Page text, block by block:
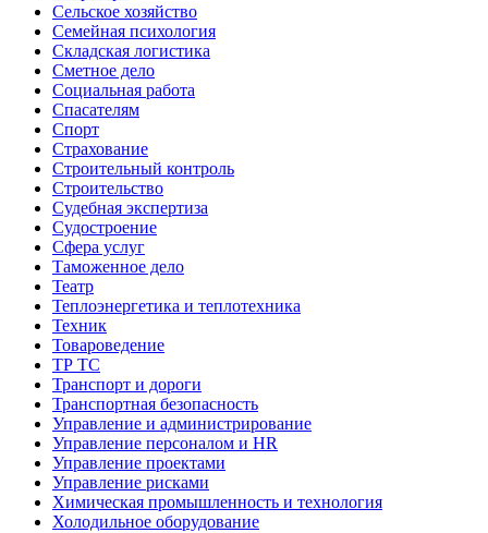
Сельское хозяйство
Семейная психология
Складская логистика
Сметное дело
Социальная работа
Спасателям
Спорт
Страхование
Строительный контроль
Строительство
Судебная экспертиза
Судостроение
Сфера услуг
Таможенное дело
Театр
Теплоэнергетика и теплотехника
Техник
Товароведение
ТР ТС
Транспорт и дороги
Транспортная безопасность
Управление и администрирование
Управление персоналом и HR
Управление проектами
Управление рисками
Химическая промышленность и технология
Холодильное оборудование